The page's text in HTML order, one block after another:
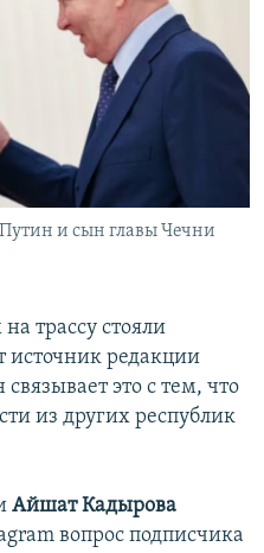
и сын главы Чечни
трассу стояли
источник редакции
это с тем, что
из других республик
Айшат Кадырова
вопрос подписчика